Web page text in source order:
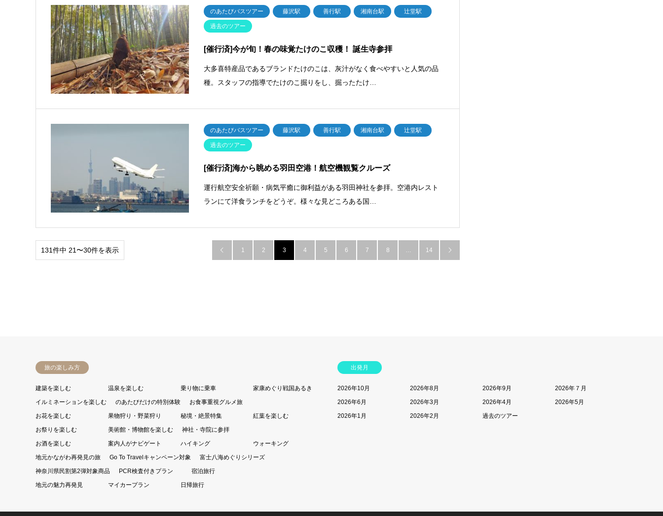
のあたびバスツアー 藤沢駅 善行駅 湘南台駅 辻堂駅
過去のツアー
[催行済]今が旬！春の味覚たけのこ収穫！ 誕生寺参拝
大多喜特産品であるブランドたけのこは、灰汁がなく食べやすいと人気の品
種。スタッフの指導でたけのこ掘りをし、掘ったたけ…
のあたびバスツアー 藤沢駅 善行駅 湘南台駅 辻堂駅
過去のツアー
[催行済]海から眺める羽田空港！航空機観覧クルーズ
運行航空安全祈願・病気平癒に御利益がある羽田神社を参拝。空港内レスト
ランにて洋食ランチをどうぞ。様々な見どころある国…
131件中 21〜30件を表示  1 2 3 4 5 6 7 8 … 14 
旅の楽しみ方
建築を楽しむ 温泉を楽しむ 乗り物に乗車
家康めぐり戦国あるき
イルミネーションを楽しむ
のあたびだけの特別体験
お食事重視グルメ旅
お花を楽しむ
果物狩り・野菜狩り 秘境・絶景特集
紅葉を楽しむ
お祭りを楽しむ
美術館・博物館を楽しむ
神社・寺院に参拝
お酒を楽しむ
案内人がナビゲート ハイキング
ウォーキング
地元かながわ再発見の旅
Go To Travelキャンペーン対象
富士八海めぐりシリーズ
神奈川県民割第2弾対象商品
PCR検査付きプラン
宿泊旅行
地元の魅力再発見
マイカープラン 日帰旅行
出発月
2026年10月 2026年8月 2026年9月
2026年７月
2026年6月
2026年3月 2026年4月
2026年5月
2026年1月
2026年2月 過去のツアー